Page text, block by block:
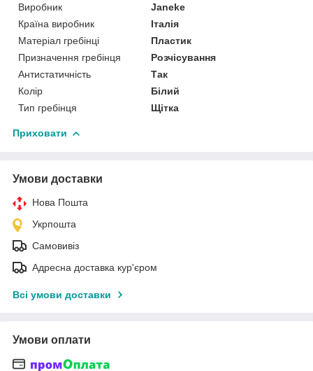
Виробник
Janeke
Країна виробник
Італія
Матеріал гребінці
Пластик
Призначення гребінця
Розчісування
Антистатичність
Так
Колір
Білий
Тип гребінця
Щітка
Приховати
Умови доставки
Нова Пошта
Укрпошта
Самовивіз
Адресна доставка кур'єром
Всі умови доставки
Умови оплати